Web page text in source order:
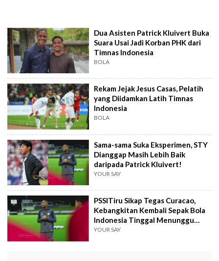
Dua Asisten Patrick Kluivert Buka
Suara Usai Jadi Korban PHK dari
Timnas Indonesia
BOLA
Rekam Jejak Jesus Casas, Pelatih
yang Diidamkan Latih Timnas
Indonesia
BOLA
Sama-sama Suka Eksperimen, STY
Dianggap Masih Lebih Baik
daripada Patrick Kluivert!
YOUR SAY
PSSITiru Sikap Tegas Curacao,
Kebangkitan Kembali Sepak Bola
Indonesia Tinggal Menunggu
Waktu
YOUR SAY